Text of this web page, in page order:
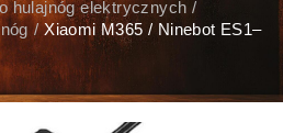
hulajnóg elektrycznych /
/ Xiaomi M365 / Ninebot ES1–